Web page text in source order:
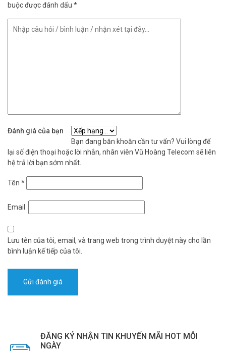
buộc được đánh dấu *
Đánh giá của bạn
Bạn đang băn khoăn cần tư vấn? Vui lòng để
lại số điện thoại hoặc lời nhắn, nhân viên Vũ Hoàng Telecom sẽ liên
hệ trả lời bạn sớm nhất.
Tên *
Email
Lưu tên của tôi, email, và trang web trong trình duyệt này cho lần
bình luận kế tiếp của tôi.
ĐĂNG KÝ NHẬN TIN KHUYẾN MÃI HOT MỖI
NGÀY